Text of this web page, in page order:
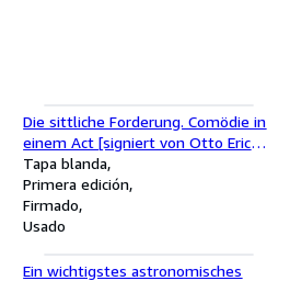
Die sittliche Forderung. Comödie in
einem Act [signiert von Otto Erich
Hartleben]
Tapa blanda
Primera edición
Firmado
Usado
Ein wichtigstes astronomisches